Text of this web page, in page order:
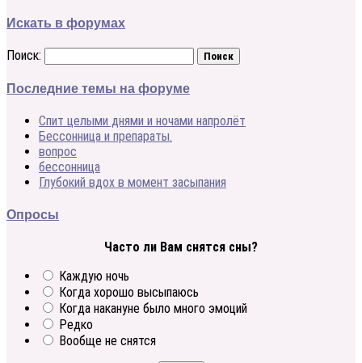
Искать в форумах
Поиск:
Последние темы на форуме
Спит целыми днями и ночами напролёт
Бессонница и препараты.
вопрос
бессонница
Глубокий вдох в момент засыпания
Опросы
Часто ли Вам снятся сны?
Каждую ночь
Когда хорошо высыпаюсь
Когда накануне было много эмоций
Редко
Вообще не снятся